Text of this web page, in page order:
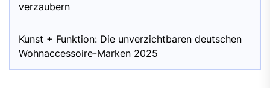
verzaubern
Kunst + Funktion: Die unverzichtbaren deutschen
Wohnaccessoire-Marken 2025